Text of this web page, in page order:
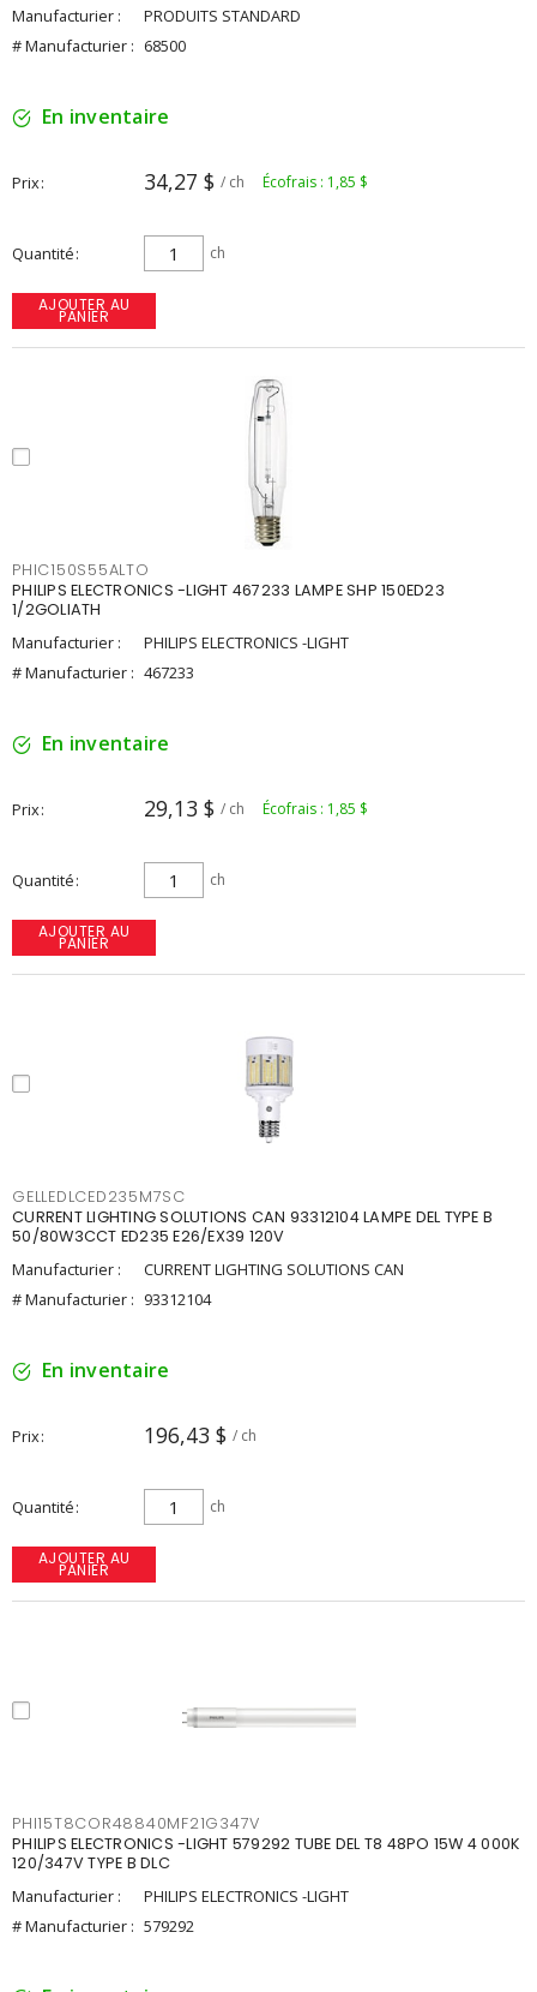
Manufacturier :
PRODUITS STANDARD
# Manufacturier : 68500
En inventaire
Prix 34,27 $ / ch Écofrais : 1,85 $
Quantité ch
AJOUTER AU
PANIER
PHIC150S55ALTO
PHILIPS ELECTRONICS -LIGHT 467233 LAMPE SHP 150ED23
1/2GOLIATH
Manufacturier :
PHILIPS ELECTRONICS -LIGHT
# Manufacturier : 467233
En inventaire
Prix 29,13 $ / ch Écofrais : 1,85 $
Quantité ch
AJOUTER AU
PANIER
GELLEDLCED235M7SC
CURRENT LIGHTING SOLUTIONS CAN 93312104 LAMPE DEL TYPE B
50/80W3CCT ED235 E26/EX39 120V
Manufacturier :
CURRENT LIGHTING SOLUTIONS CAN
# Manufacturier : 93312104
En inventaire
Prix 196,43 $ / ch
Quantité ch
AJOUTER AU
PANIER
PHI15T8COR48840MF21G347V
PHILIPS ELECTRONICS -LIGHT 579292 TUBE DEL T8 48PO 15W 4 000K
120/347V TYPE B DLC
Manufacturier :
PHILIPS ELECTRONICS -LIGHT
# Manufacturier : 579292